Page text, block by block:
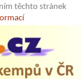
těchto stránek